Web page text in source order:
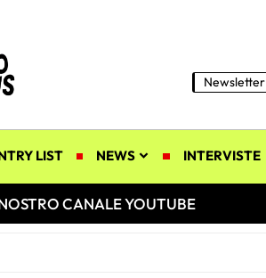
Newsletter
LIST NEWS INTERVISTE
CANALE YOUTUBE